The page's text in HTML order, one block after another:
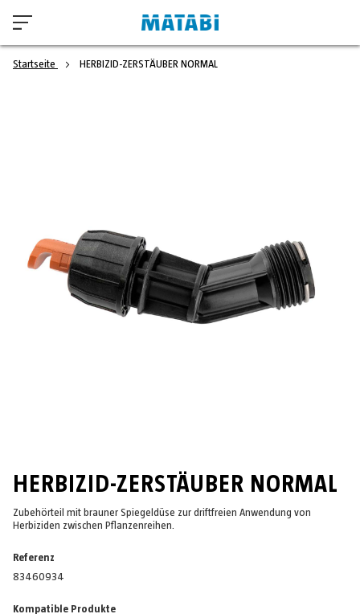
Startseite HERBIZID-ZERSTÄUBER NORMAL
HERBIZID-ZERSTÄUBER NORMAL
Zubehörteil mit brauner Spiegeldüse zur driftfreien Anwendung von
Herbiziden zwischen Pflanzenreihen.
Referenz
83460934
Kompatible Produkte